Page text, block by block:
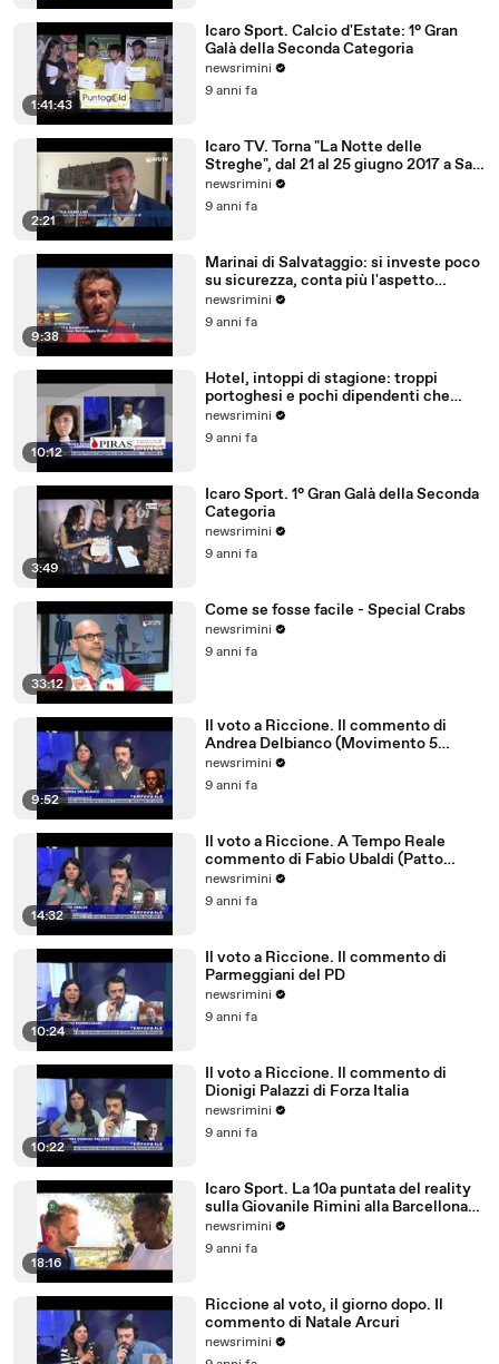
1:41:43
Icaro Sport. Calcio d'Estate: 1° Gran
Galà della Seconda Categoria
newsrimini
9 anni fa
2:21
Icaro TV. Torna "La Notte delle
Streghe", dal 21 al 25 giugno 2017 a San
Giovanni in M
newsrimini
9 anni fa
9:38
Marinai di Salvataggio: si investe poco
su sicurezza, conta più l'aspetto
economico
newsrimini
9 anni fa
10:12
Hotel, intoppi di stagione: troppi
portoghesi e pochi dipendenti che
parlano tedesco
newsrimini
9 anni fa
3:49
Icaro Sport. 1° Gran Galà della Seconda
Categoria
newsrimini
9 anni fa
33:12
Come se fosse facile - Special Crabs
newsrimini
9 anni fa
9:52
Il voto a Riccione. Il commento di
Andrea Delbianco (Movimento 5
Stelle)
newsrimini
9 anni fa
14:32
Il voto a Riccione. A Tempo Reale
commento di Fabio Ubaldi (Patto
Civico Riccione)
newsrimini
9 anni fa
10:24
Il voto a Riccione. Il commento di
Parmeggiani del PD
newsrimini
9 anni fa
10:22
Il voto a Riccione. Il commento di
Dionigi Palazzi di Forza Italia
newsrimini
9 anni fa
18:16
Icaro Sport. La 10a puntata del reality
sulla Giovanile Rimini alla Barcellona
Professional Cup
newsrimini
9 anni fa
Riccione al voto, il giorno dopo. Il
commento di Natale Arcuri
newsrimini